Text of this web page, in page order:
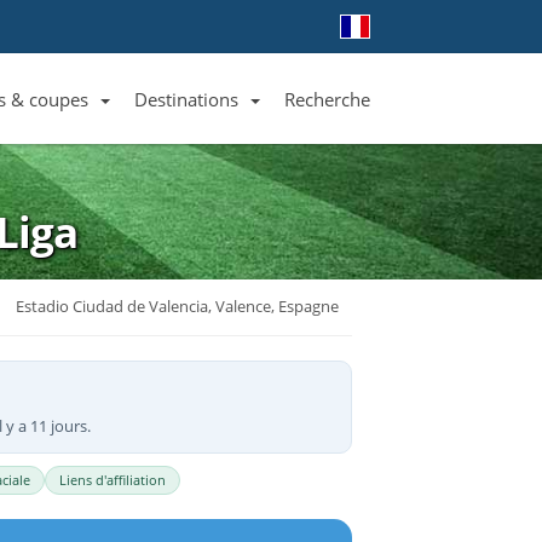
Liste des clubs et équipes
& coupes
Liste des ligues et coupes
Destinations
Toutes les destinations
Recherche
Estadio Ciudad de Valencia, Valence, Espagne
y a 11 jours.
Liens d'affiliation